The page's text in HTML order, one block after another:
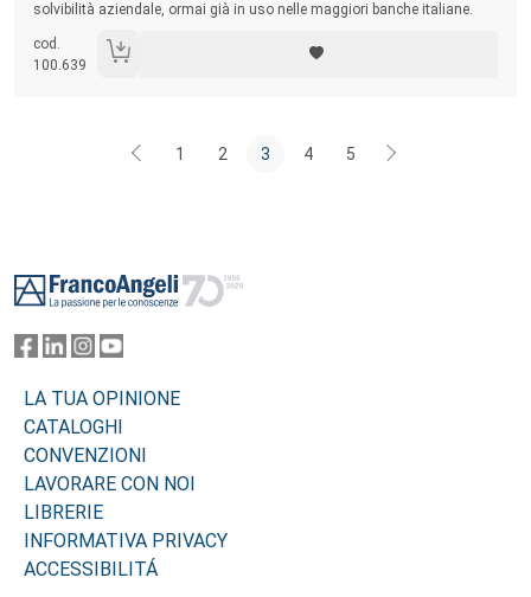
solvibilità aziendale, ormai già in uso nelle maggiori banche italiane.
cod.
100.639
1 2 3 4 5
LA TUA OPINIONE
CATALOGHI
CONVENZIONI
LAVORARE CON NOI
LIBRERIE
INFORMATIVA PRIVACY
ACCESSIBILITÁ